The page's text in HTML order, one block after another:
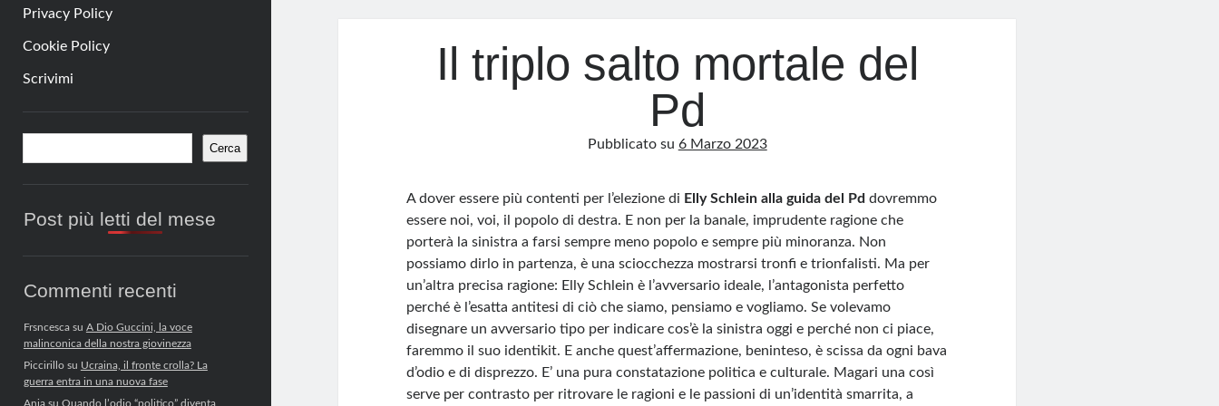
Privacy Policy
Cookie Policy
Scrivimi
Barra
laterale
Cerca
Post più letti del mese
Commenti recenti
Frsncescasu A Dio Guccini, la voce
malinconica della nostra giovinezza
Piccirillosu Ucraina, il fronte crolla? La
guerra entra in una nuova fase
Anjasu Quando l’odio “politico” diventa
Il triplo salto mortale del
Pd
Pubblicato su 6 Marzo 2023
A dover essere più contenti per l’elezione di Elly Schlein alla guida del Pd dovremmo
essere noi, voi, il popolo di destra. E non per la banale, imprudente ragione che
porterà la sinistra a farsi sempre meno popolo e sempre più minoranza. Non
possiamo dirlo in partenza, è una sciocchezza mostrarsi tronfi e trionfalisti. Ma per
un’altra precisa ragione: Elly Schlein è l’avversario ideale, l’antagonista perfetto
perché è l’esatta antitesi di ciò che siamo, pensiamo e vogliamo. Se volevamo
disegnare un avversario tipo per indicare cos’è la sinistra oggi e perché non ci piace,
faremmo il suo identikit. E anche quest’affermazione, beninteso, è scissa da ogni bava
d’odio e di disprezzo. E’ una pura constatazione politica e culturale. Magari una così
serve per contrasto per ritrovare le ragioni e le passioni di un’identità smarrita, a